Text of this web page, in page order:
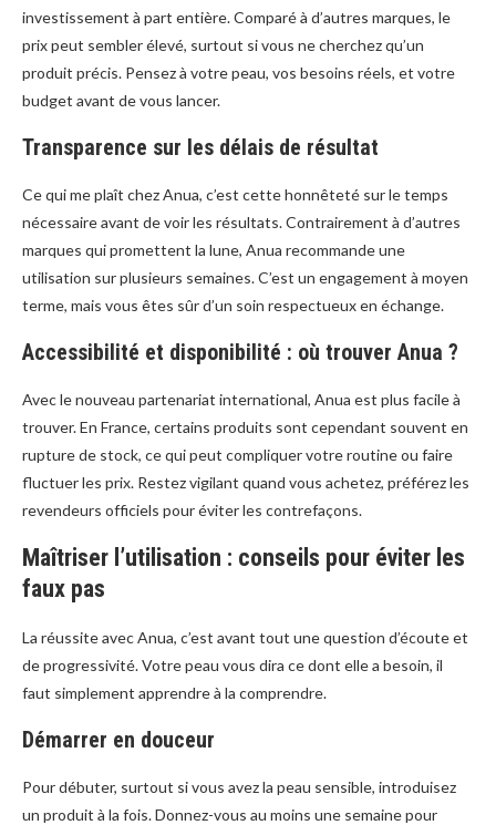
investissement à part entière. Comparé à d’autres marques, le
prix peut sembler élevé, surtout si vous ne cherchez qu’un
produit précis. Pensez à votre peau, vos besoins réels, et votre
budget avant de vous lancer.
Transparence sur les délais de résultat
Ce qui me plaît chez Anua, c’est cette honnêteté sur le temps
nécessaire avant de voir les résultats. Contrairement à d’autres
marques qui promettent la lune, Anua recommande une
utilisation sur plusieurs semaines. C’est un engagement à moyen
terme, mais vous êtes sûr d’un soin respectueux en échange.
Accessibilité et disponibilité : où trouver Anua ?
Avec le nouveau partenariat international, Anua est plus facile à
trouver. En France, certains produits sont cependant souvent en
rupture de stock, ce qui peut compliquer votre routine ou faire
fluctuer les prix. Restez vigilant quand vous achetez, préférez les
revendeurs officiels pour éviter les contrefaçons.
Maîtriser l’utilisation : conseils pour éviter les
faux pas
La réussite avec Anua, c’est avant tout une question d’écoute et
de progressivité. Votre peau vous dira ce dont elle a besoin, il
faut simplement apprendre à la comprendre.
Démarrer en douceur
Pour débuter, surtout si vous avez la peau sensible, introduisez
un produit à la fois. Donnez-vous au moins une semaine pour